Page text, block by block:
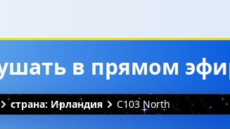
в прямом
страна: Ирландия C103 North